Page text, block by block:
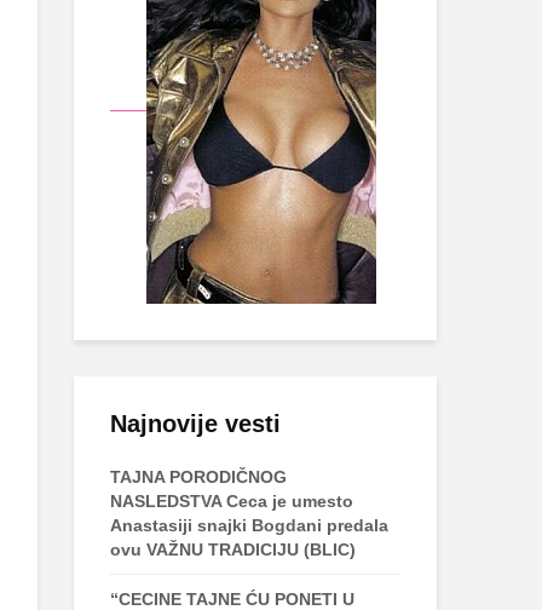
Najnovije vesti
TAJNA PORODIČNOG
NASLEDSTVA Ceca je umesto
Anastasiji snajki Bogdani predala
ovu VAŽNU TRADICIJU (BLIC)
“CECINE TAJNE ĆU PONETI U